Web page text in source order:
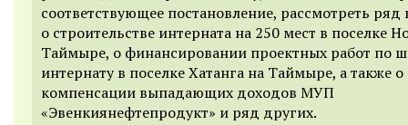
соответствующее постановление, рассмотреть ряд
о строительстве интерната на 250 мест в поселке
Таймыре, о финансировании проектных работ по
интернату в поселке Хатанга на Таймыре, а также о
компенсации выпадающих доходов МУП
«Эвенкиянефтепродукт» и ряд других.